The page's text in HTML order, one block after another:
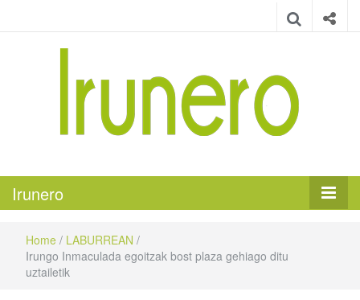
Irunero
Home / LABURREAN /
Irungo Inmaculada egoitzak bost plaza gehiago ditu
uztailetik